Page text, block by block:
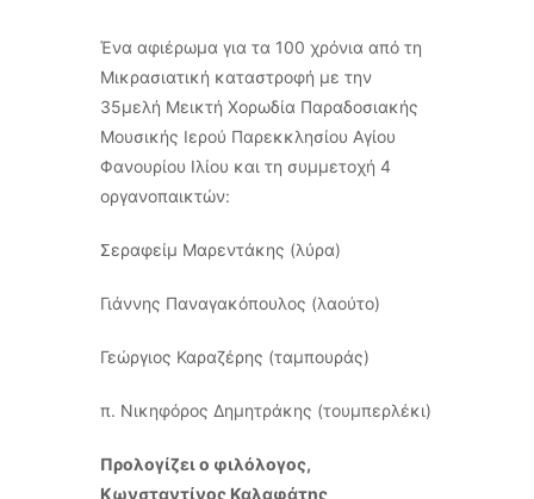
Ένα αφιέρωμα για τα 100 χρόνια από τη
Μικρασιατική καταστροφή με την
35μελή Μεικτή Χορωδία Παραδοσιακής
Μουσικής Ιερού Παρεκκλησίου Αγίου
Φανουρίου Ιλίου και τη συμμετοχή 4
οργανοπαικτών:
Σεραφείμ Μαρεντάκης (λύρα)
Γιάννης Παναγακόπουλος (λαούτο)
Γεώργιος Καραζέρης (ταμπουράς)
π. Νικηφόρος Δημητράκης (τουμπερλέκι)
Προλογίζει ο φιλόλογος,
Κωνσταντίνος Καλαφάτης